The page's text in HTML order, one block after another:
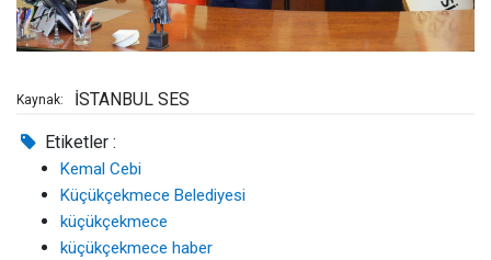
Kaynak: İSTANBUL SES
Etiketler :
Kemal Cebi
Küçükçekmece Belediyesi
küçükçekmece
küçükçekmece haber